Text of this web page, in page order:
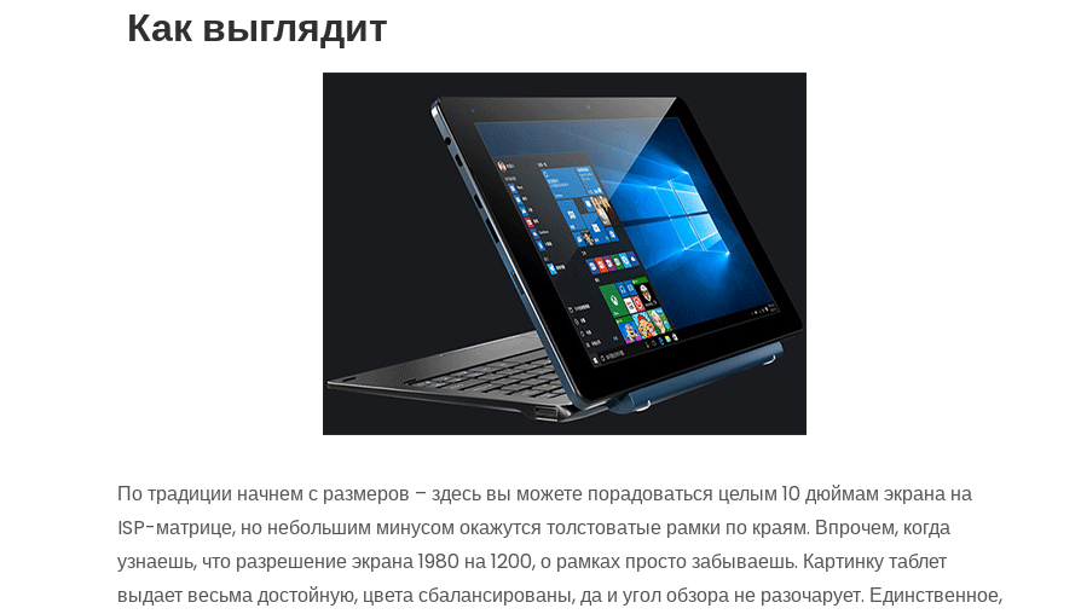
Как выглядит
По традиции начнем с размеров – здесь вы можете порадоваться целым 10 дюймам экрана на
ISP-матрице, но небольшим минусом окажутся толстоватые рамки по краям. Впрочем, когда
узнаешь, что разрешение экрана 1980 на 1200, о рамках просто забываешь. Картинку таблет
выдает весьма достойную, цвета сбалансированы, да и угол обзора не разочарует. Единственное,